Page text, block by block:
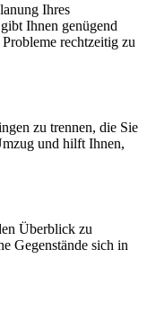
Ihres
Ihnen genügend
rechtzeitig zu
zu trennen, die Sie
und hilft Ihnen,
Überblick zu
Gegenstände sich in